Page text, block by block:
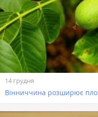
14 грудня
Вінниччина розширює